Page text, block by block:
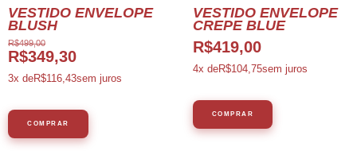
VESTIDO ENVELOPE
BLUSH
R$499,00
R$349,30
3x deR$116,43sem juros
COMPRAR
VESTIDO ENVELOPE
CREPE BLUE
R$419,00
4x deR$104,75sem juros
COMPRAR